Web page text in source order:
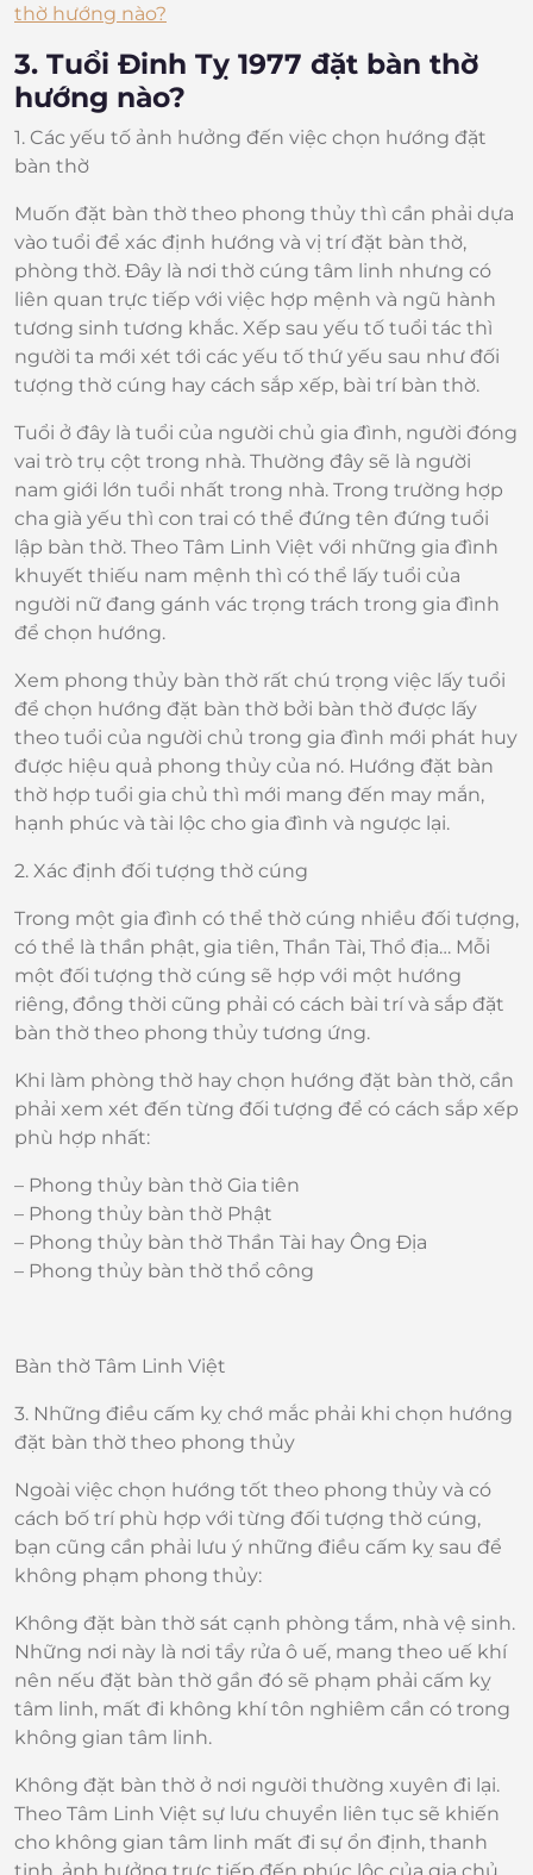
thờ hướng nào?
3. Tuổi Đinh Tỵ 1977 đặt bàn thờ
hướng nào?
1. Các yếu tố ảnh hưởng đến việc chọn hướng đặt
bàn thờ
Muốn đặt bàn thờ theo phong thủy thì cần phải dựa
vào tuổi để xác định hướng và vị trí đặt bàn thờ,
phòng thờ. Đây là nơi thờ cúng tâm linh nhưng có
liên quan trực tiếp với việc hợp mệnh và ngũ hành
tương sinh tương khắc. Xếp sau yếu tố tuổi tác thì
người ta mới xét tới các yếu tố thứ yếu sau như đối
tượng thờ cúng hay cách sắp xếp, bài trí bàn thờ.
Tuổi ở đây là tuổi của người chủ gia đình, người đóng
vai trò trụ cột trong nhà. Thường đây sẽ là người
nam giới lớn tuổi nhất trong nhà. Trong trường hợp
cha già yếu thì con trai có thể đứng tên đứng tuổi
lập bàn thờ. Theo Tâm Linh Việt với những gia đình
khuyết thiếu nam mệnh thì có thể lấy tuổi của
người nữ đang gánh vác trọng trách trong gia đình
để chọn hướng.
Xem phong thủy bàn thờ rất chú trọng việc lấy tuổi
để chọn hướng đặt bàn thờ bởi bàn thờ được lấy
theo tuổi của người chủ trong gia đình mới phát huy
được hiệu quả phong thủy của nó. Hướng đặt bàn
thờ hợp tuổi gia chủ thì mới mang đến may mắn,
hạnh phúc và tài lộc cho gia đình và ngược lại.
2. Xác định đối tượng thờ cúng
Trong một gia đình có thể thờ cúng nhiều đối tượng,
có thể là thần phật, gia tiên, Thần Tài, Thổ địa… Mỗi
một đối tượng thờ cúng sẽ hợp với một hướng
riêng, đồng thời cũng phải có cách bài trí và sắp đặt
bàn thờ theo phong thủy tương ứng.
Khi làm phòng thờ hay chọn hướng đặt bàn thờ, cần
phải xem xét đến từng đối tượng để có cách sắp xếp
phù hợp nhất:
– Phong thủy bàn thờ Gia tiên
– Phong thủy bàn thờ Phật
– Phong thủy bàn thờ Thần Tài hay Ông Địa
– Phong thủy bàn thờ thổ công
Bàn thờ Tâm Linh Việt
3. Những điều cấm kỵ chớ mắc phải khi chọn hướng
đặt bàn thờ theo phong thủy
Ngoài việc chọn hướng tốt theo phong thủy và có
cách bố trí phù hợp với từng đối tượng thờ cúng,
bạn cũng cần phải lưu ý những điều cấm kỵ sau để
không phạm phong thủy:
Không đặt bàn thờ sát cạnh phòng tắm, nhà vệ sinh.
Những nơi này là nơi tẩy rửa ô uế, mang theo uế khí
nên nếu đặt bàn thờ gần đó sẽ phạm phải cấm kỵ
tâm linh, mất đi không khí tôn nghiêm cần có trong
không gian tâm linh.
Không đặt bàn thờ ở nơi người thường xuyên đi lại.
Theo Tâm Linh Việt sự lưu chuyển liên tục sẽ khiến
cho không gian tâm linh mất đi sự ổn định, thanh